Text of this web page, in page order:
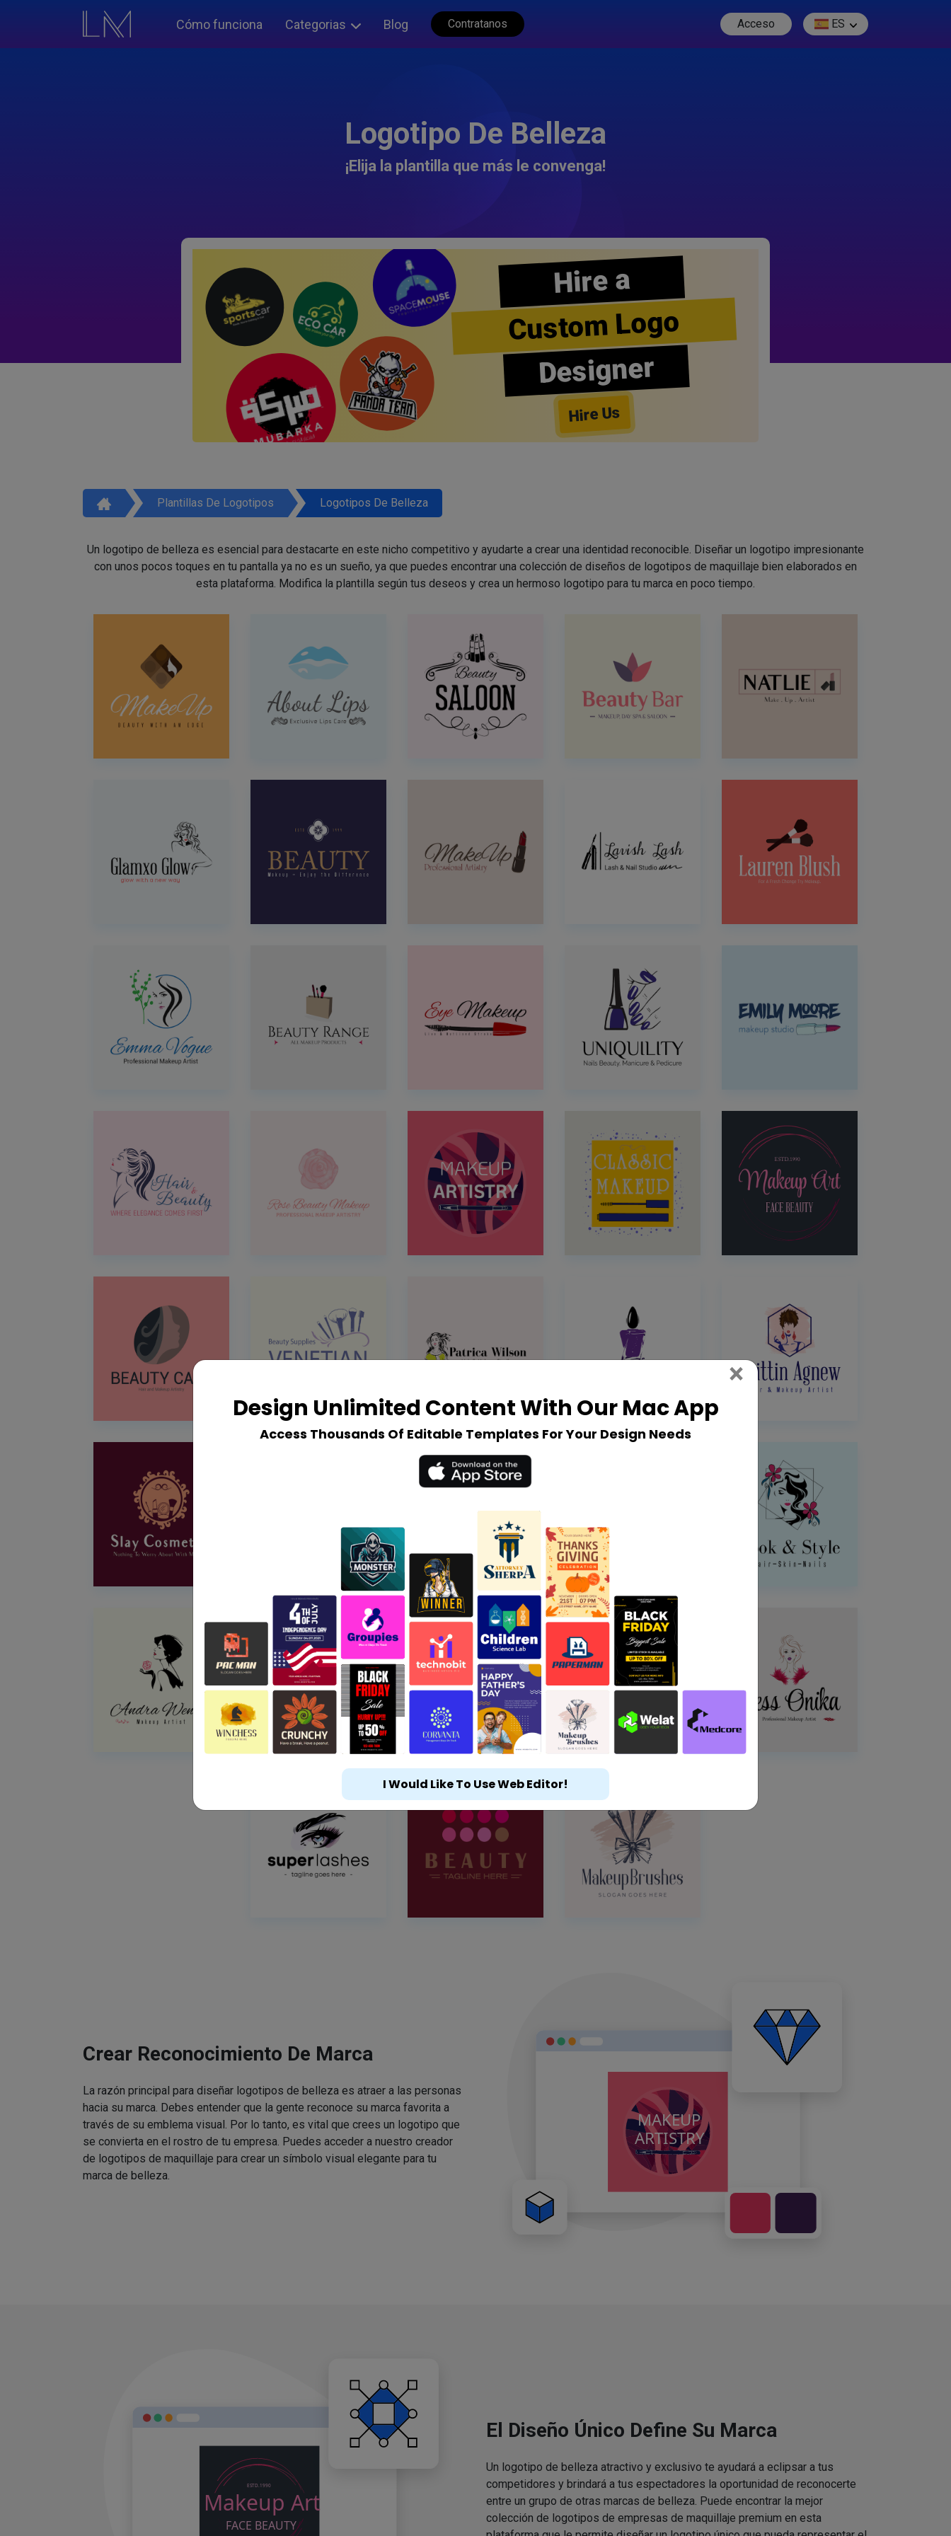
Cómo funciona Categorias Blog Contratanos Acceso ES
Logotipo De Belleza
¡Elija la plantilla que más le convenga!
Hire a
Custom Logo
Designer
Hire Us
Plantillas De Logotipos Logotipos De Belleza
Un logotipo de belleza es esencial para destacarte en este nicho competitivo y ayudarte a crear una identidad reconocible. Diseñar un logotipo impresionante
con unos pocos toques en tu pantalla ya no es un sueño, ya que puedes encontrar una colección de diseños de logotipos de maquillaje bien elaborados en
esta plataforma. Modifica la plantilla según tus deseos y crea un hermoso logotipo para tu marca en poco tiempo.
Crear Reconocimiento De Marca
La razón principal para diseñar logotipos de belleza es atraer a las personas
hacia su marca. Debes entender que la gente reconoce su marca favorita a
través de su emblema visual. Por lo tanto, es vital que crees un logotipo que
se convierta en el rostro de tu empresa. Puedes acceder a nuestro creador
de logotipos de maquillaje para crear un símbolo visual elegante para tu
marca de belleza.
El Diseño Único Define Su Marca
Un logotipo de belleza atractivo y exclusivo te ayudará a eclipsar a tus
competidores y brindará a tus espectadores la oportunidad de reconocerte
entre un grupo de otras marcas de belleza. Puede encontrar la mejor
colección de logotipos de empresas de maquillaje premium en esta
Design Unlimited Content With Our Mac App
Access Thousands Of Editable Templates For Your Design Needs
× Close
I Would Like To Use Web Editor!